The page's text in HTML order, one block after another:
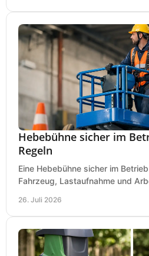
Hebebühne sicher im
Regeln
Eine Hebebühne sicher im
Fahrzeug, Lastaufnahme und
26. Juli 2026